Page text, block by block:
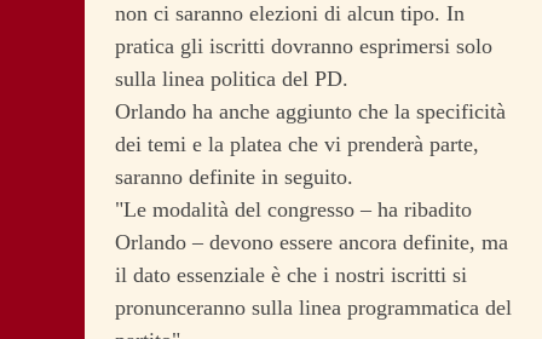
non ci saranno elezioni di alcun tipo. In
pratica gli iscritti dovranno esprimersi solo
sulla linea politica del PD.
Orlando ha anche aggiunto che la specificità
dei temi e la platea che vi prenderà parte,
saranno definite in seguito.
"Le modalità del congresso – ha ribadito
Orlando – devono essere ancora definite, ma
il dato essenziale è che i nostri iscritti si
pronunceranno sulla linea programmatica del